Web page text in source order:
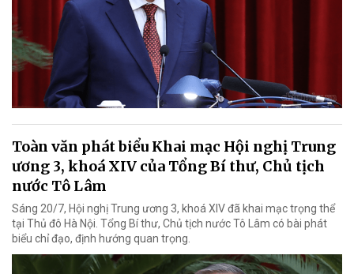
Toàn văn phát biểu Khai mạc Hội nghị Trung
ương 3, khoá XIV của Tổng Bí thư, Chủ tịch
nước Tô Lâm
Sáng 20/7, Hội nghị Trung ương 3, khoá XIV đã khai mạc trọng thể
tại Thủ đô Hà Nội. Tổng Bí thư, Chủ tịch nước Tô Lâm có bài phát
biểu chỉ đạo, định hướng quan trọng.